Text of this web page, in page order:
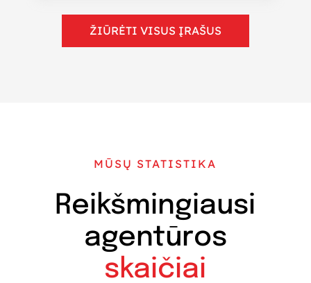
ŽIŪRĖTI VISUS ĮRAŠUS
MŪSŲ STATISTIKA
Reikšmingiausi
agentūros
skaičiai